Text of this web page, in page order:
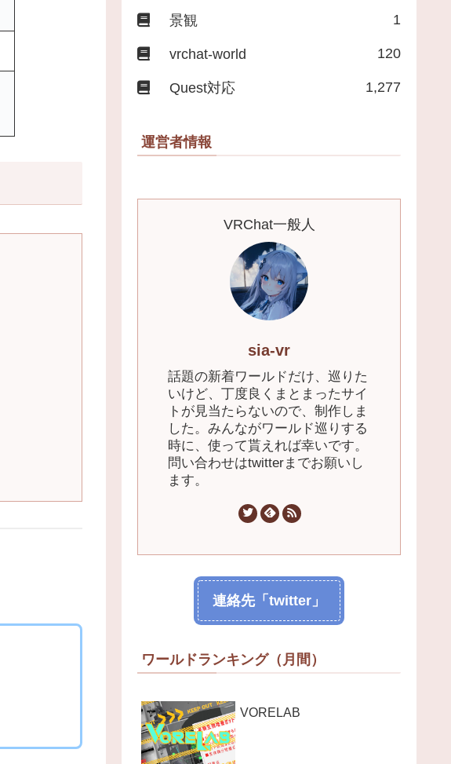
景観 1
vrchat-world 120
Quest対応 1,277
運営者情報
VRChat一般人
sia-vr
話題の新着ワールドだけ、巡りた
いけど、丁度良くまとまったサイ
トが見当たらないので、制作しま
した。みんながワールド巡りする
時に、使って貰えれば幸いです。
問い合わせはtwitterまでお願いし
ます。
連絡先「twitter」
ワールドランキング（月間）
VORELAB